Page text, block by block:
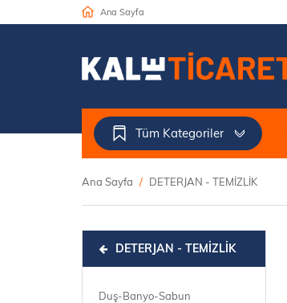
Tüm Kategoriler
Ana Sayfa
Ana Sayfa DETERJAN - TEMİZLİK
DETERJAN - TEMİZLİK
Duş-Banyo-Sabun